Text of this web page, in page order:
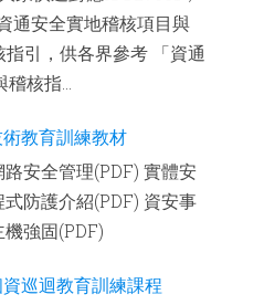
通安全實地稽核項目與
引，供各界參考 「資通
核指...
術教育訓練教材
安全管理(PDF) 實體安
防護介紹(PDF) 資安事
強固(PDF)
巡迴教育訓練課程